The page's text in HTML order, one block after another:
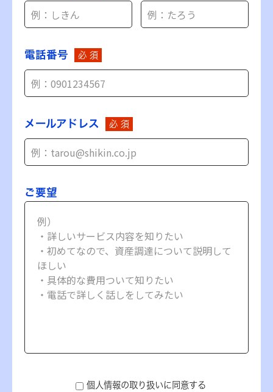
電話番号 必 須
メールアドレス 必 須
ご要望
個人情報の取り扱いに同意する